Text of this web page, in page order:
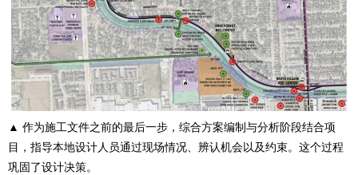
▲ 作为施工文件之前的最后一步，综合方案编制与分析阶段结合项
目，指导本地设计人员通过现场情况、辨认机会以及约束。这个过程
巩固了设计决策。